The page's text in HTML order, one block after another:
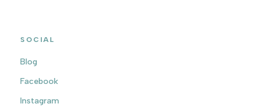
SOCIAL
Blog
Facebook
Instagram